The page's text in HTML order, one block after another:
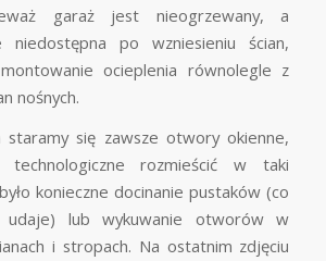
garaż jest nieogrzewany, a
niedostępna po wzniesieniu ścian,
ocieplenia równolegle z
nośnych.
staramy się zawsze otwory okienne,
technologiczne rozmieścić w taki
konieczne docinanie pustaków (co
udaje) lub wykuwanie otworów w
i stropach. Na ostatnim zdjęciu